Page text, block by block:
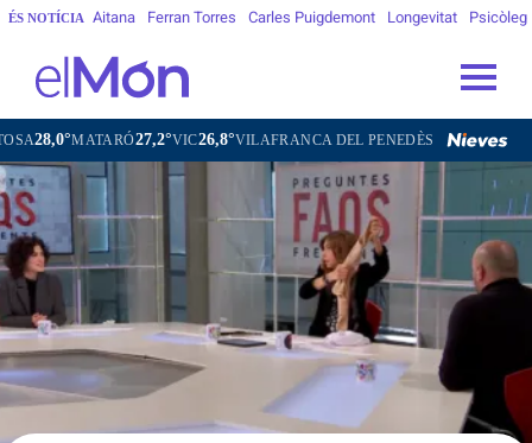
ÉS NOTÍCIA Aitana Ferran Torres Carles Puigdemont Longevitat Psicòleg
27,2°VIC26,8°VILAFRANCA DEL PENEDÈS 26,5°VILANOVA I LA